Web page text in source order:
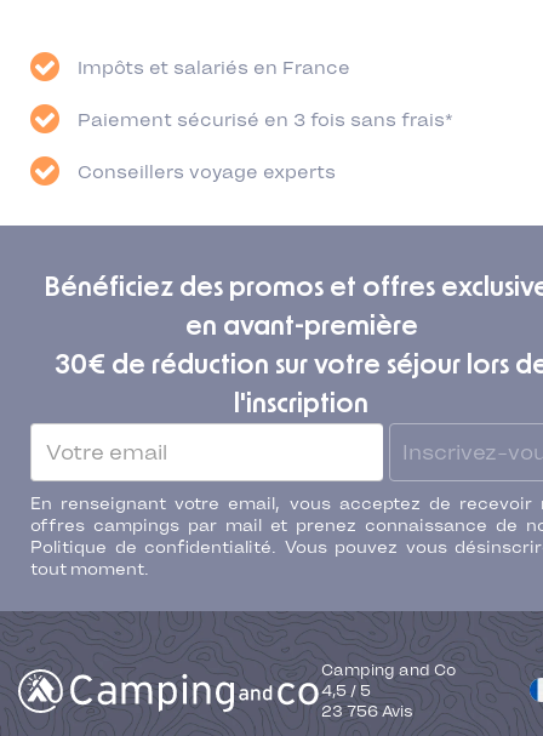
Impôts et salariés en France
Paiement sécurisé en 3 fois sans frais*
Conseillers voyage experts
Bénéficiez des promos et offres
en avant-première
30€ de réduction sur votre séjour lors
l'inscription
Inscrivez-
En renseignant votre email, vous acceptez de recevoir
offres campings par mail et prenez connaissance de
Politique de confidentialité. Vous pouvez vous
tout moment.
Camping and Co
4,5 / 5
23 756Avis